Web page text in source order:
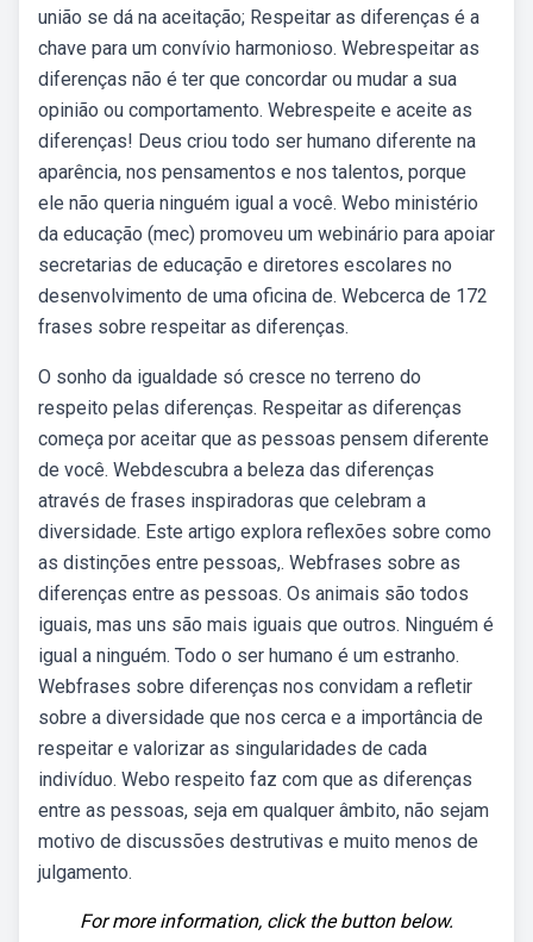
união se dá na aceitação; Respeitar as diferenças é a
chave para um convívio harmonioso. Webrespeitar as
diferenças não é ter que concordar ou mudar a sua
opinião ou comportamento. Webrespeite e aceite as
diferenças! Deus criou todo ser humano diferente na
aparência, nos pensamentos e nos talentos, porque
ele não queria ninguém igual a você. Webo ministério
da educação (mec) promoveu um webinário para apoiar
secretarias de educação e diretores escolares no
desenvolvimento de uma oficina de. Webcerca de 172
frases sobre respeitar as diferenças.
O sonho da igualdade só cresce no terreno do
respeito pelas diferenças. Respeitar as diferenças
começa por aceitar que as pessoas pensem diferente
de você. Webdescubra a beleza das diferenças
através de frases inspiradoras que celebram a
diversidade. Este artigo explora reflexões sobre como
as distinções entre pessoas,. Webfrases sobre as
diferenças entre as pessoas. Os animais são todos
iguais, mas uns são mais iguais que outros. Ninguém é
igual a ninguém. Todo o ser humano é um estranho.
Webfrases sobre diferenças nos convidam a refletir
sobre a diversidade que nos cerca e a importância de
respeitar e valorizar as singularidades de cada
indivíduo. Webo respeito faz com que as diferenças
entre as pessoas, seja em qualquer âmbito, não sejam
motivo de discussões destrutivas e muito menos de
julgamento.
For more information, click the button below.